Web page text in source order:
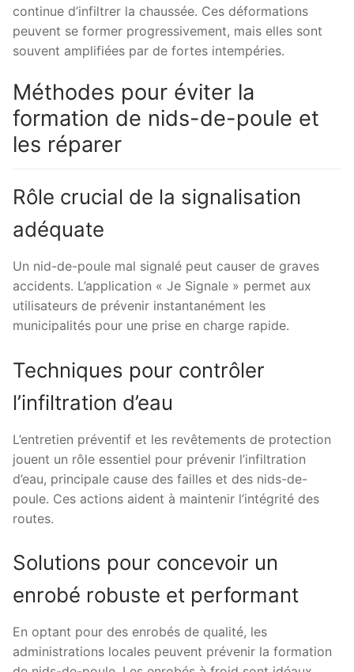
continue d’infiltrer la chaussée. Ces déformations
peuvent se former progressivement, mais elles sont
souvent amplifiées par de fortes intempéries.
Méthodes pour éviter la
formation de nids-de-poule et
les réparer
Rôle crucial de la signalisation
adéquate
Un nid-de-poule mal signalé peut causer de graves
accidents. L’application « Je Signale » permet aux
utilisateurs de prévenir instantanément les
municipalités pour une prise en charge rapide.
Techniques pour contrôler
l’infiltration d’eau
L’entretien préventif et les revêtements de protection
jouent un rôle essentiel pour prévenir l’infiltration
d’eau, principale cause des failles et des nids-de-
poule. Ces actions aident à maintenir l’intégrité des
routes.
Solutions pour concevoir un
enrobé robuste et performant
En optant pour des enrobés de qualité, les
administrations locales peuvent prévenir la formation